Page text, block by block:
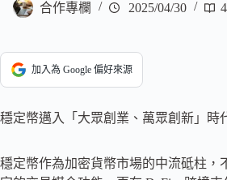
合作專欄 2025/04/30
加入為 Google 偏好來源
穩定幣邁入「大眾創業、萬眾創新」時
穩定幣作為加密貨幣市場的中流砥柱，